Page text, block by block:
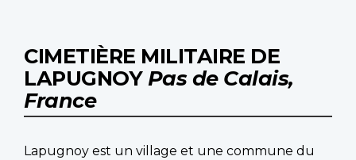
CIMETIÈRE MILITAIRE DE
LAPUGNOYPas de Calais,
France
Lapugnoy est un village et une commune du